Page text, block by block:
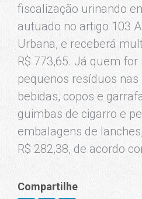
fiscalização urinando
autuado no artigo 103
Urbana, e receberá
R$ 773,65. Já quem for
pequenos resíduos
bebidas, copos e
guimbas de cigarro e
embalagens de
R$ 282,38, de acordo
Compartilhe